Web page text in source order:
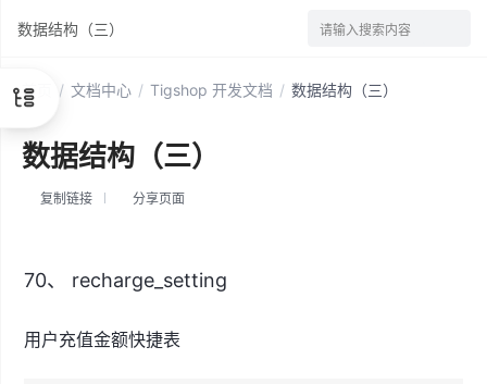
首页 / 文档中心 / Tigshop 开发文档 / 数据结构（三）
数据结构（三）
复制链接 分享页面
70、 recharge_setting
用户充值金额快捷表
数据结构（三） 请输入搜索内容